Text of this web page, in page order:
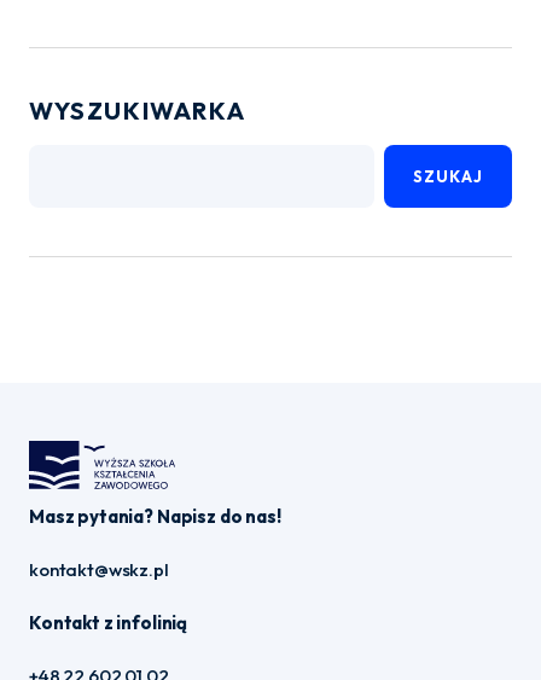
WYSZUKIWARKA
SZUKAJ
Masz pytania? Napisz do nas!
kontakt@wskz.pl
Kontakt z infolinią